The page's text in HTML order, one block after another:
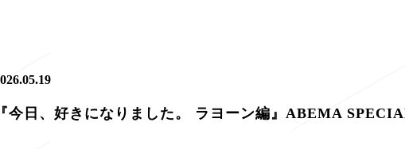
今日、好きになりました。 ラヨーン編』ABEMA